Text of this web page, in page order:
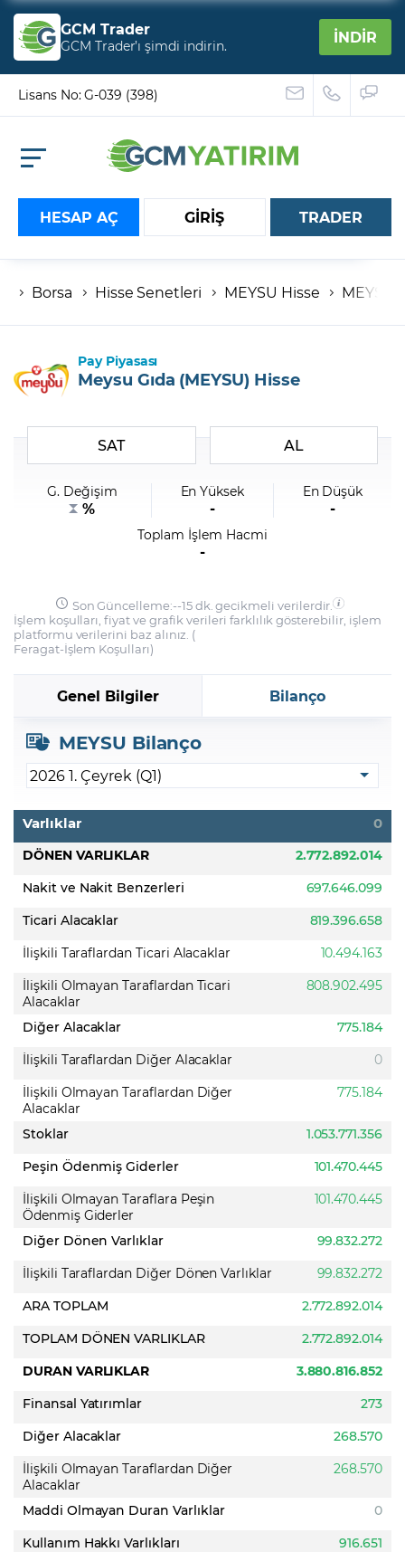
GCM Trader
GCM Trader’ı şimdi indirin. İNDİR
Lisans No: G-039 (398)
HESAP AÇ GİRİŞ
Hesap numaranız
Şifremi Unuttum
TRADER
Borsa Hisse Senetleri MEYSU Hisse MEYSU
Pay Piyasası
Meysu Gıda (MEYSU) Hisse
SAT AL
G. Değişim
%
En Yüksek
-
En Düşük
-
Toplam İşlem Hacmi
-
Son Güncelleme:--15 dk. gecikmeli verilerdir.
İşlem koşulları, fiyat ve grafik verileri farklılık gösterebilir, işlem
platformu verilerini baz alınız. (
Feragat-İşlem Koşulları)
Genel Bilgiler Bilanço
MEYSU Bilanço
Varlıklar 0
DÖNEN VARLIKLAR
2.772.892.014
Nakit ve Nakit Benzerleri
697.646.099
Ticari Alacaklar
819.396.658
İlişkili Taraflardan Ticari Alacaklar
10.494.163
İlişkili Olmayan Taraflardan Ticari
Alacaklar
808.902.495
Diğer Alacaklar
775.184
İlişkili Taraflardan Diğer Alacaklar
0
İlişkili Olmayan Taraflardan Diğer
Alacaklar
775.184
Stoklar
1.053.771.356
Peşin Ödenmiş Giderler
101.470.445
İlişkili Olmayan Taraflara Peşin
Ödenmiş Giderler
101.470.445
Diğer Dönen Varlıklar
99.832.272
İlişkili Taraflardan Diğer Dönen Varlıklar
99.832.272
ARA TOPLAM
2.772.892.014
TOPLAM DÖNEN VARLIKLAR
2.772.892.014
DURAN VARLIKLAR
3.880.816.852
Finansal Yatırımlar
273
Diğer Alacaklar
268.570
İlişkili Olmayan Taraflardan Diğer
Alacaklar
268.570
Maddi Olmayan Duran Varlıklar
0
Kullanım Hakkı Varlıkları
916.651